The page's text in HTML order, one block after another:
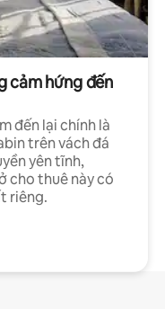
cảm hứng đến
đến lại chính là
trên vách đá
yên tĩnh,
cho thuê này có
riêng.